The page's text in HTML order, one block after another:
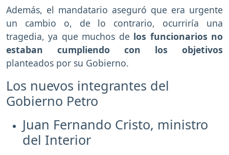
Además, el mandatario aseguró que era urgente
un cambio o, de lo contrario, ocurriría una
tragedia, ya que muchos de los funcionarios no
estaban cumpliendo con los objetivos
planteados por su Gobierno.
Los nuevos integrantes del
Gobierno Petro
Juan Fernando Cristo, ministro
del Interior